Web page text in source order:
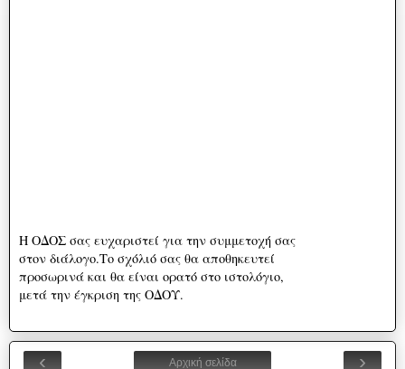
Η ΟΔΟΣ σας ευχαριστεί για την συμμετοχή σας
στον διάλογο.Το σχόλιό σας θα αποθηκευτεί
προσωρινά και θα είναι ορατό στο ιστολόγιο,
μετά την έγκριση της ΟΔΟΥ.
‹ ›
Αρχική σελίδα